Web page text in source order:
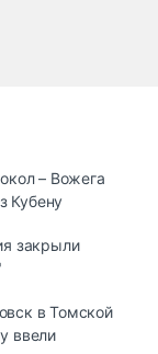
– Вожега
Кубену
закрыли
в Томской
ввели